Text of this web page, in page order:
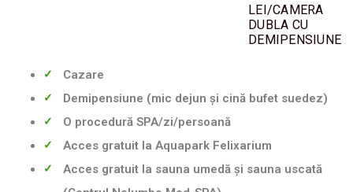
LEI/CAMERA
DUBLA CU
DEMIPENSIUNE
Cazare
Demipensiune (mic dejun și cină bufet suedez)
O procedură SPA/zi/persoană
Acces gratuit la Aquapark Felixarium
Acces gratuit la sauna umedă și sauna uscată